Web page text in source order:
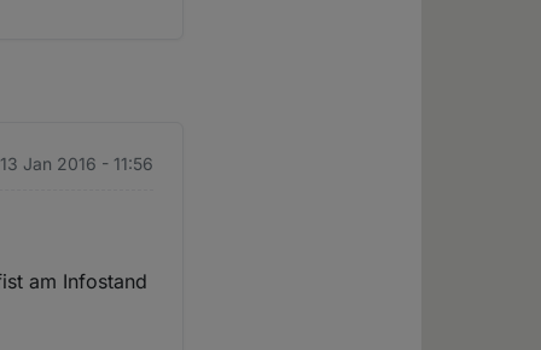
Jan 2016 - 11:56
am Infostand